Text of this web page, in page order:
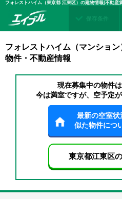
フォレストハイム（東京都 江東区）の建物情報|不動産
保存条件
フォレストハイム（マンショ
物件・不動産情報
現在募集中の物件
今は満室ですが、空予定
最新の空室状
似た物件につ
東京都江東区